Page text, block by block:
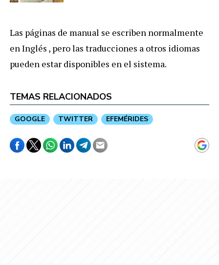
Las páginas de manual se escriben normalmente
en Inglés , pero las traducciones a otros idiomas
pueden estar disponibles en el sistema.
TEMAS RELACIONADOS
GOOGLE TWITTER EFEMÉRIDES